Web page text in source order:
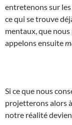
entretenons sur les
ce qui se trouve
mentaux, que
appelons ensuite
Si ce que nous
projetterons alors
notre réalité